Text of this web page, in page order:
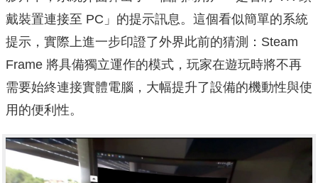
戴裝置連接至 PC」的提示訊息。這個看似簡單的系統
提示，實際上進一步印證了外界此前的猜測：Steam
Frame 將具備獨立運作的模式，玩家在遊玩時將不再
需要始終連接實體電腦，大幅提升了設備的機動性與使
用的便利性。